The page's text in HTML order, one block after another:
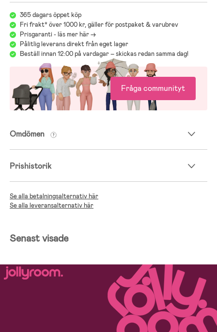
365 dagars öppet köp
Fri frakt* över 1000 kr, gäller för postpaket & varubrev
Prisgaranti - läs mer här ->
Pålitlig leverans direkt från eget lager
Beställ innan 12:00 på vardagar – skickas redan samma dag!
Fråga communityt
Omdömen
Prishistorik
Se alla betalningsalternativ här
Se alla leveransalternativ här
Senast visade